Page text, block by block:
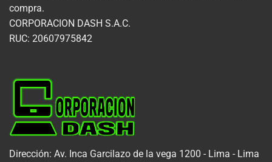
compra.
CORPORACION DASH S.A.C.
RUC: 20607975842
Dirección: Av. Inca Garcilazo de la vega 1200 - Lima - Lima